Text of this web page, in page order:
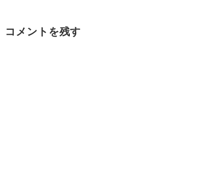
コメントを残す